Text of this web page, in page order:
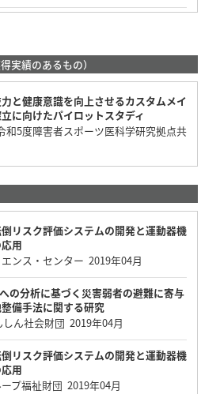
実績のあるもの）
と健康意識を向上させるカスタムメイ
に向けたパイロットスタディ
和5度障害者スポーツ医科学研究拠点共
倒リスク評価システムの開発と運動器機
用
エンス・センター 2019年04月
の分析に基づく災害弱者の避難に寄与
備手法に関する研究
しん社会財団 2019年04月
倒リスク評価システムの開発と運動器機
用
プ福祉財団 2019年04月